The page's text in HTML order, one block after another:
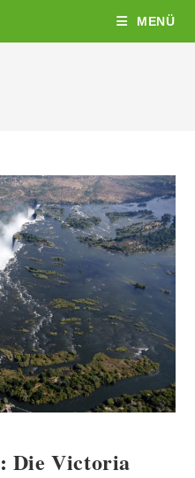
MENÜ
Die Victoria